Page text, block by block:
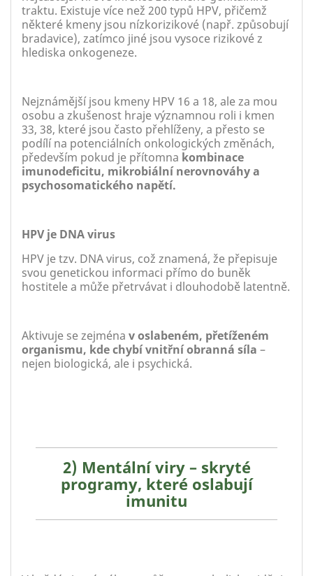
traktu. Existuje více než 200 typů HPV, přičemž
některé kmeny jsou nízkorizikové (např. způsobují
bradavice), zatímco jiné jsou vysoce rizikové z
hlediska onkogeneze.
Nejznámější jsou kmeny HPV 16 a 18, ale za mou
osobu a zkušenost hraje významnou roli i kmen
33, 38, které jsou často přehlíženy, a přesto se
podílí na potenciálních onkologických změnách,
především pokud je přítomna kombinace
imunodeficitu, mikrobiální nerovnováhy a
psychosomatického napětí.
HPV je DNA virus
HPV je tzv. DNA virus, což znamená, že přepisuje
svou genetickou informaci přímo do buněk
hostitele a může přetrvávat i dlouhodobě latentně.
Aktivuje se zejména v oslabeném, přetíženém
organismu, kde chybí vnitřní obranná síla –
nejen biologická, ale i psychická.
2) Mentální viry – skryté
programy, které oslabují
imunitu